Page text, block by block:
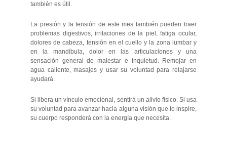
también es útil.
La presión y la tensión de este mes también pueden traer
problemas digestivos, irritaciones de la piel, fatiga ocular,
dolores de cabeza, tensión en el cuello y la zona lumbar y
en la mandíbula, dolor en las articulaciones y una
sensación general de malestar e inquietud. Remojar en
agua caliente, masajes y usar su voluntad para relajarse
ayudará.
Si libera un vínculo emocional, sentirá un alivio físico. Si usa
su voluntad para avanzar hacia alguna visión que lo inspire,
su cuerpo responderá con la energía que necesita.